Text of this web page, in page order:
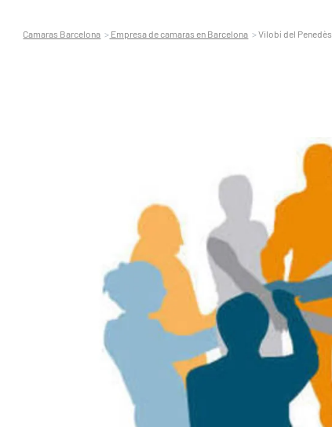
Camaras Barcelona Empresa de camaras en Barcelona Vilobí del Penedès